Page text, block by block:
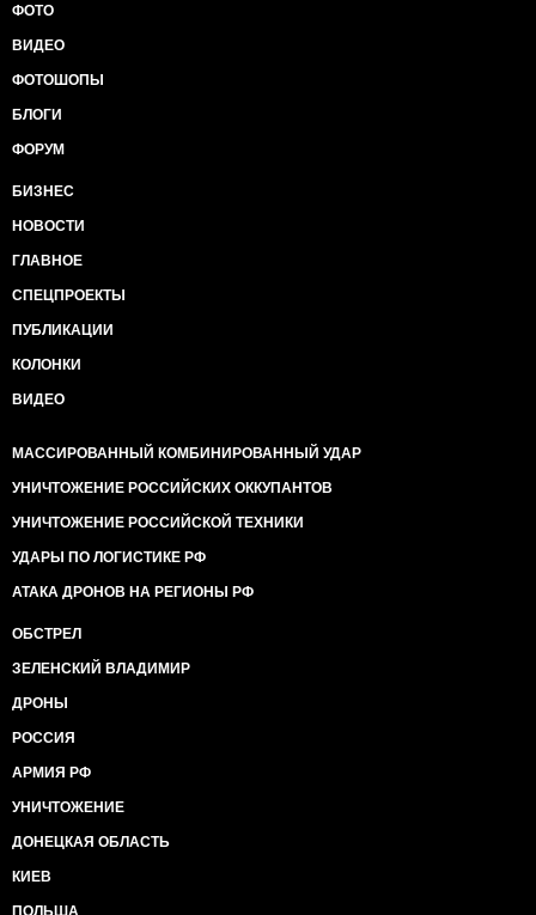
ФОТО
ВИДЕО
ФОТОШОПЫ
БЛОГИ
ФОРУМ
БИЗНЕС
НОВОСТИ
ГЛАВНОЕ
СПЕЦПРОЕКТЫ
ПУБЛИКАЦИИ
КОЛОНКИ
ВИДЕО
МАССИРОВАННЫЙ КОМБИНИРОВАННЫЙ УДАР
УНИЧТОЖЕНИЕ РОССИЙСКИХ ОККУПАНТОВ
УНИЧТОЖЕНИЕ РОССИЙСКОЙ ТЕХНИКИ
УДАРЫ ПО ЛОГИСТИКЕ РФ
АТАКА ДРОНОВ НА РЕГИОНЫ РФ
ОБСТРЕЛ
ЗЕЛЕНСКИЙ ВЛАДИМИР
ДРОНЫ
РОССИЯ
АРМИЯ РФ
УНИЧТОЖЕНИЕ
ДОНЕЦКАЯ ОБЛАСТЬ
КИЕВ